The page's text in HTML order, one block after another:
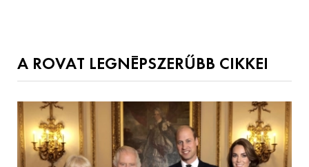
A ROVAT LEGNÉPSZERŰBB CIKKEI